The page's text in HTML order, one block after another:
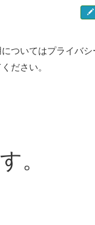
ついてはプライバ
ださい。
。